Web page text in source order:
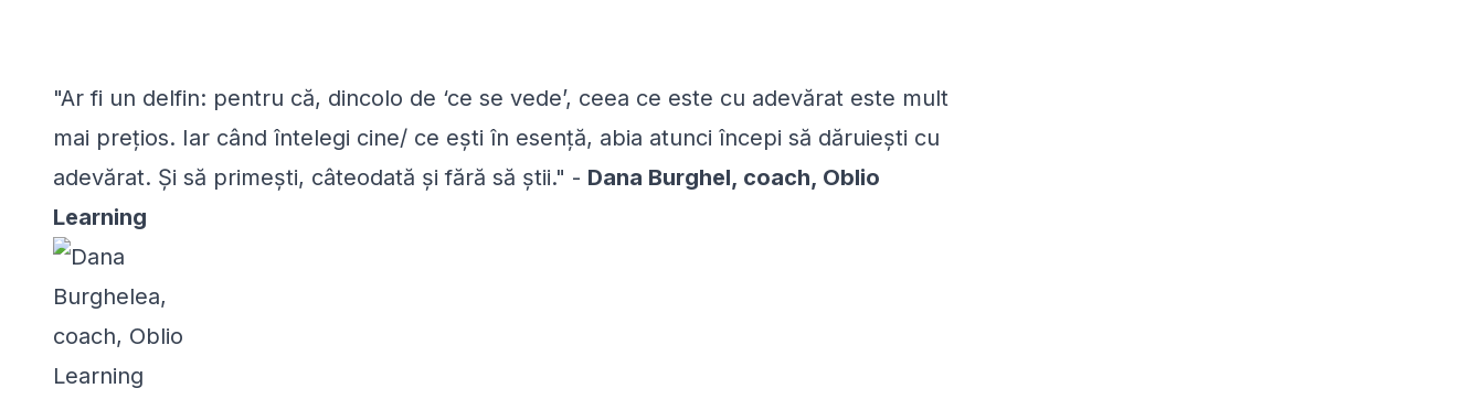
"Ar fi un delfin: pentru că, dincolo de ‘ce se vede’, ceea ce este cu adevărat este mult
mai prețios. Iar când întelegi cine/ ce ești în esență, abia atunci începi să dăruiești cu
adevărat. Și să primești, câteodată și fără să știi." - Dana Burghel, coach, Oblio
Learning